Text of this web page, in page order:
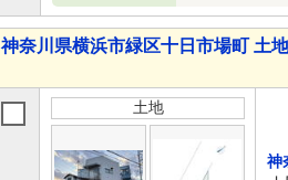
神奈川県横浜市緑区十日市場町 土地
土地
神